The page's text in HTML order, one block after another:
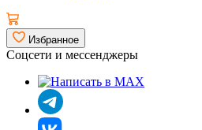
Избранное
Соцсети и мессенджеры